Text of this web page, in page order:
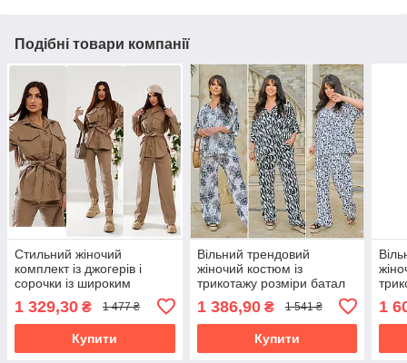
Подібні товари компанії
Стильний жіночий
комплект із джогерів і
сорочки із широким
поясом з екошкіри розміри
норма та батал
1 329,30 ₴ 1 477 ₴
Купити
Вільний трендовий
жіночий костюм із
трикотажу розміри батал
1 386,90₴ 1 541 ₴
Купити
1